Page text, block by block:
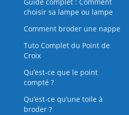
choisir sa lampe ou lampe
Comment broder une nappe
Tuto Complet du Point de
Croix
Qu’est-ce que le point
compté ?
Qu’est‑ce qu’une toile à
broder ?